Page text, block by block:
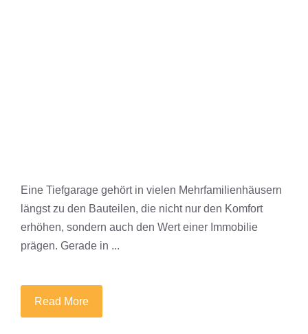
Eine Tiefgarage gehört in vielen Mehrfamilienhäusern
längst zu den Bauteilen, die nicht nur den Komfort
erhöhen, sondern auch den Wert einer Immobilie
prägen. Gerade in ...
Read More